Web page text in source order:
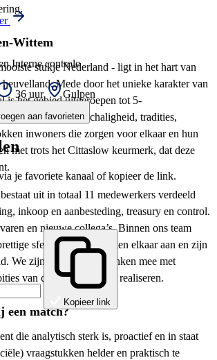
Wittem
stukje Nederland - ligt in het hart van
Mede door het unieke karakter van
is het gebied uitgeroepen tot 5-
om haar kleinschaligheid, tradities,
inwoners die zorgen voor elkaar en hun
met trots het Cittaslow keurmerk, dat deze
uit in totaal 11 medewerkers verdeeld
inkoop en aanbesteding, treasury en control.
en nieuwe collega’s. Binnen ons team
sfeer. Mensen spreken elkaar aan en zijn
We zijn klantgericht, denken mee met
van college en raad te realiseren.
een match?
die analytisch sterk is, proactief en in staat
vraagstukken helder en praktisch te
Interne controle
36 uur Gulpen
aan favorieten
je favoriete kanaal of kopieer de link.
Kopieer link